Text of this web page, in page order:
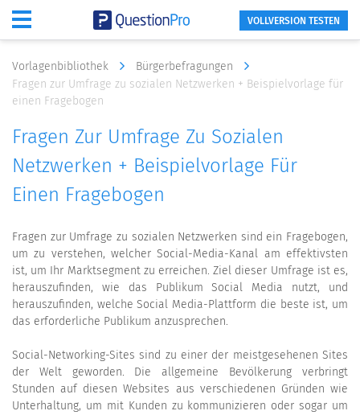
VOLLVERSION TESTEN
Vorlagenbibliothek
Bürgerbefragungen
Fragen zur Umfrage zu sozialen Netzwerken + Beispielvorlage für
einen Fragebogen
Fragen Zur Umfrage Zu Sozialen
Netzwerken + Beispielvorlage Für
Einen Fragebogen
Fragen zur Umfrage zu sozialen Netzwerken sind ein Fragebogen,
um zu verstehen, welcher Social-Media-Kanal am effektivsten
ist, um Ihr Marktsegment zu erreichen. Ziel dieser Umfrage ist es,
herauszufinden, wie das Publikum Social Media nutzt, und
herauszufinden, welche Social Media-Plattform die beste ist, um
das erforderliche Publikum anzusprechen.
Social-Networking-Sites sind zu einer der meistgesehenen Sites
der Welt geworden. Die allgemeine Bevölkerung verbringt
Stunden auf diesen Websites aus verschiedenen Gründen wie
Unterhaltung, um mit Kunden zu kommunizieren oder sogar um